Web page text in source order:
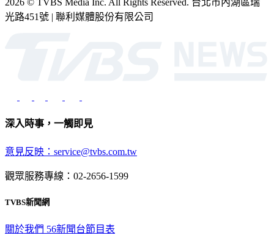
2026 © TVBS Media Inc. All Rights Reserved. 台北市內湖區瑞
光路451號 | 聯利媒體股份有限公司
深入時事，一觸即見
意見反映：service@tvbs.com.tw
觀眾服務專線：02-2656-1599
TVBS新聞網
關於我們 56新聞台節目表